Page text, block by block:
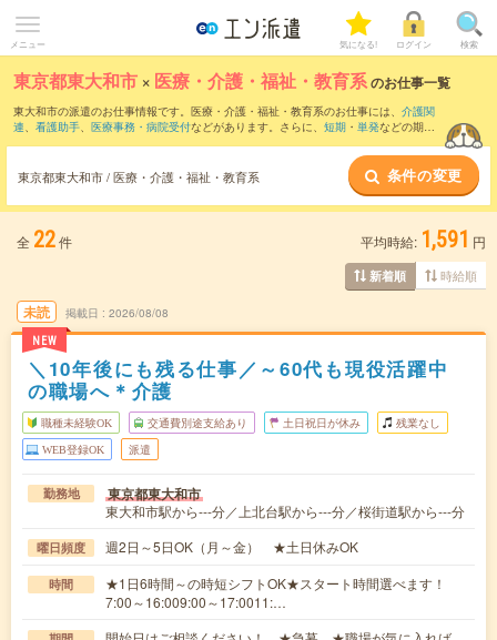
メニュー 気になる! ログイン 検索
東京都東大和市 × 医療・介護・福祉・教育系のお仕事一覧
東大和市の派遣のお仕事情報です。医療・介護・福祉・教育系のお仕事には、 介護関
連、 看護助手、 医療事務・病院受付などがあります。さらに、 短期 ・ 単発などの期間
東京都東大和市 / 医療・介護・福祉・教育系 条件の変更
全 22件 平均時給: 1,591 円
新着順 時給順
未読
NEW
掲載日 2026/08/08
＼10年後にも残る仕事／～60代も現役活躍中
の職場へ＊介護
職種未経験OK 交通費別途支給あり 土日祝日が休み 残業なし
WEB登録OK 派遣
勤務地 東京都東大和市
東大和市駅から---分／上北台駅から---分／桜街道駅から---分
曜日頻度 週2日～5日OK（月～金） ★土日休みOK
時間
★1日6時間～の時短シフトOK★スタート時間選べます！
7:00～16:009:00～17:0011:…